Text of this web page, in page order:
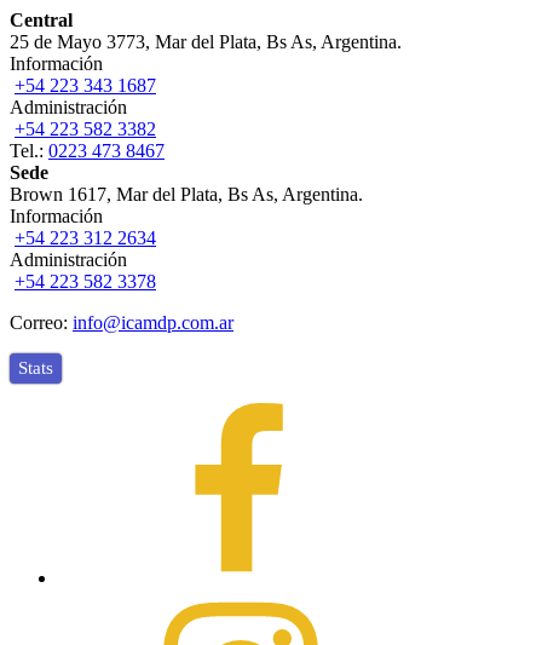
Central
25 de Mayo 3773, Mar del Plata, Bs As, Argentina.
Información
+54 223 343 1687
Administración
+54 223 582 3382
Tel.: 0223 473 8467
Sede
Brown 1617, Mar del Plata, Bs As, Argentina.
Información
+54 223 312 2634
Administración
+54 223 582 3378
Correo: info@icamdp.com.ar
Stats